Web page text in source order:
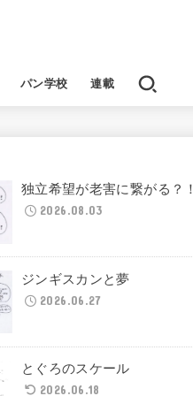
パン学校 連載
独立希望が老害に繋がる？！
2026.08.03
ジンギスカンと夢
2026.06.27
とぐろのスケール
2026.06.18